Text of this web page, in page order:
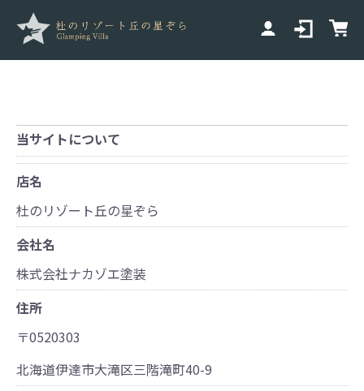
当サイトについて
店名
杜のリゾート丘の星ぞら
会社名
株式会社ナカゾエ塗装
住所
〒0520303
北海道伊達市大滝区三階滝町40-9